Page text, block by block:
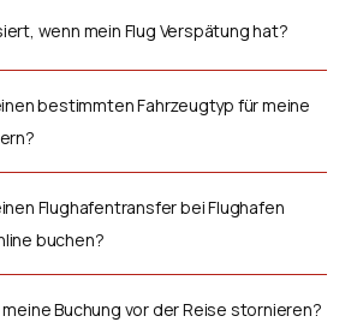
wenn mein Flug Verspätung hat?
bestimmten Fahrzeugtyp für meine
Flughafentransfer bei Flughafen
buchen?
meine Buchung vor der Reise stornieren?